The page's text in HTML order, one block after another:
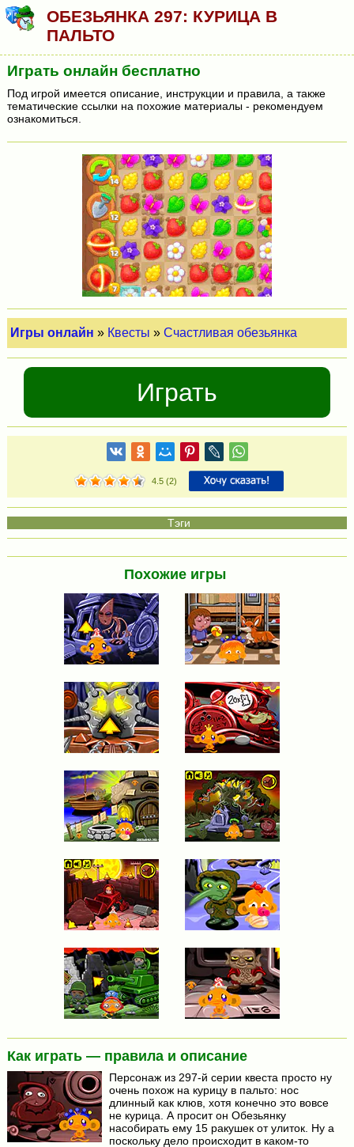
ОБЕЗЬЯНКА 297: КУРИЦА В
ПАЛЬТО
Играть онлайн бесплатно
Под игрой имеется описание, инструкции и правила, а также
тематические ссылки на похожие материалы - рекомендуем
ознакомиться.
Игры онлайн » Квесты »Счастливая обезьянка
Играть
4.5(2)
Похожие игры
Как играть — правила и описание
Персонаж из 297-й серии квеста просто ну
очень похож на курицу в пальто: нос
длинный как клюв, хотя конечно это вовсе
не курица. А просит он Обезьянку
насобирать ему 15 ракушек от улиток. Ну а
поскольку дело происходит в каком-то